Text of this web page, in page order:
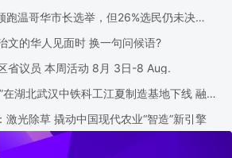
跑温哥华市长选举，但26%选民仍未决
⽂的华⼈⻅⾯时 换⼀句问候语?
省议员 本周活动 8月 3日-8 Aug.
湖北武汉中铁科工江夏制造基地下线 融合
激光除草 撬动中国现代农业“智造”新引擎